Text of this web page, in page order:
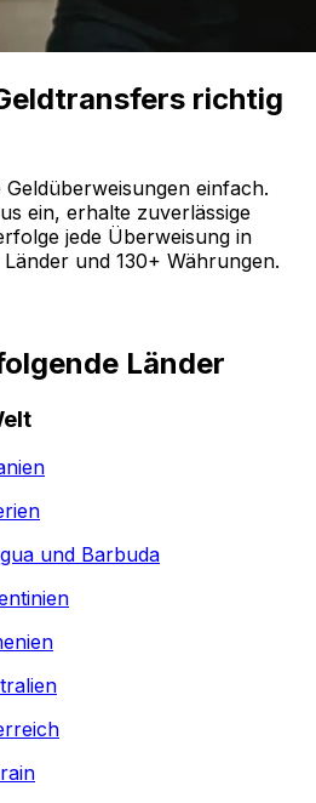
richtig
einfach.
ein, erhalte zuverlässige
jede Überweisung in
und 130+ Währungen.
Länder
und Barbuda